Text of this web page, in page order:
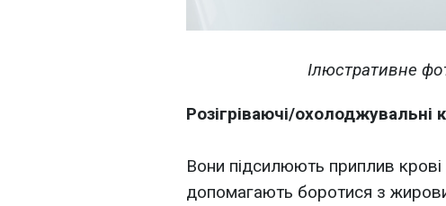
⠀Ілюстративне
Розігріваючі/охолоджувальні
Вони підсилюють приплив
допомагають боротися з